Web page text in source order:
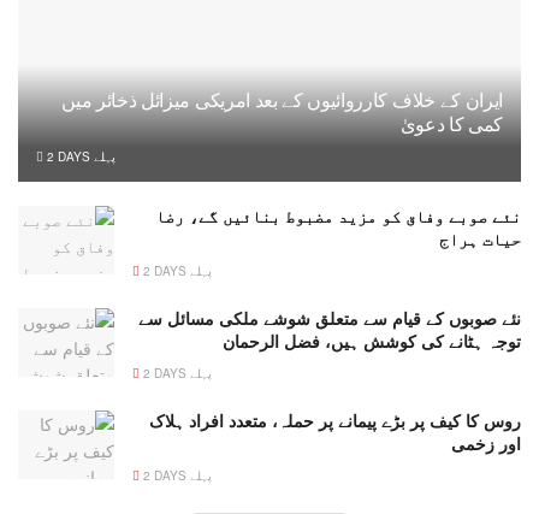
ایران کے خلاف کارروائیوں کے بعد امریکی میزائل ذخائر میں
کمی کا دعویٰ
2 DAYS پہلے
نئے صوبے وفاق کو مزید مضبوط بنائیں گے، رضا
حیات ہراج
2 DAYS پہلے
نئے صوبوں کے قیام سے متعلق شوشے ملکی مسائل سے
توجہ ہٹانے کی کوشش ہیں، فضل الرحمان
2 DAYS پہلے
روس کا کیف پر بڑے پیمانے پر حملہ، متعدد افراد ہلاک
اور زخمی
2 DAYS پہلے